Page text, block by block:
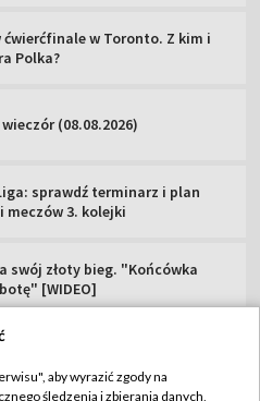
ćwierćfinale w Toronto. Z kim i
Polka?
(08.08.2026)
sprawdź terminarz i plan
3. kolejki
swój złoty bieg. "Końcówka
[WIDEO]
aby wyrazić zgody na
śledzenia i zbierania danych,